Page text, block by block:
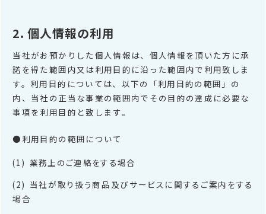
2. 個人情報の利用
当社がお預かりした個人情報は、個人情報を頂いた方に承
諾を得た範囲内又は利用目的に沿った範囲内で利用致しま
す。利用目的については、以下の「利用目的の範囲」の
内、当社の正当な事業の範囲内でその目的の達成に必要な
事項を利用目的と致します。
●利用目的の範囲について
業務上のご連絡をする場合
当社が取り扱う商品及びサービスに関するご案内をする
場合